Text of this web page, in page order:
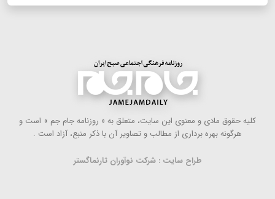
كلیه حقوق مادی و معنوی این سایت، متعلق به « روزنامه جام جم » است و
هرگونه بهره ‌برداری از مطالب و تصاویر آن با ذكر منبع، آزاد است .
طراح سایت : شرکت نوآوران تارنماگستر